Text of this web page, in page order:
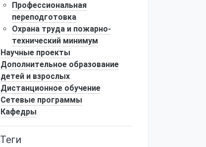
Профессиональная
переподготовка
Охрана труда и пожарно-
технический минимум
Научные проекты
Дополнительное образование
детей и взрослых
Дистанционное обучение
Сетевые программы
Кафедры
Теги